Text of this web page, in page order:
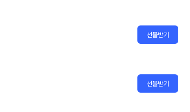
선물받기
선물받기